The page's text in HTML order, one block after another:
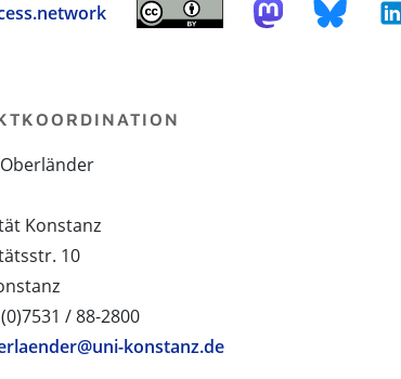
Konstanz
10
/ 88-2800
konstanz.de